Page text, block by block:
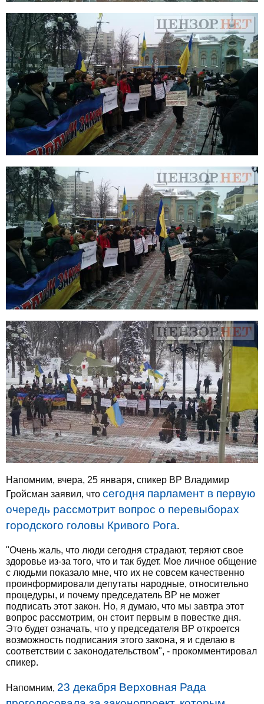
Напомним, вчера, 25 января, спикер ВР Владимир
Гройсман заявил, что сегодня парламент в первую
очередь рассмотрит вопрос о перевыборах
городского головы Кривого Рога.
"Очень жаль, что люди сегодня страдают, теряют свое
здоровье из-за того, что и так будет. Мое личное общение
с людьми показало мне, что их не совсем качественно
проинформировали депутаты народные, относительно
процедуры, и почему председатель ВР не может
подписать этот закон. Но, я думаю, что мы завтра этот
вопрос рассмотрим, он стоит первым в повестке дня.
Это будет означать, что у председателя ВР откроется
возможность подписания этого закона, я и сделаю в
соответствии с законодательством", - прокомментировал
спикер.
Напомним, 23 декабря Верховная Рада